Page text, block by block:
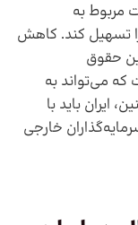
مربوط به
را تسهیل کند. کاهش
حقوق
که می‌تواند به
باید با
خارجی